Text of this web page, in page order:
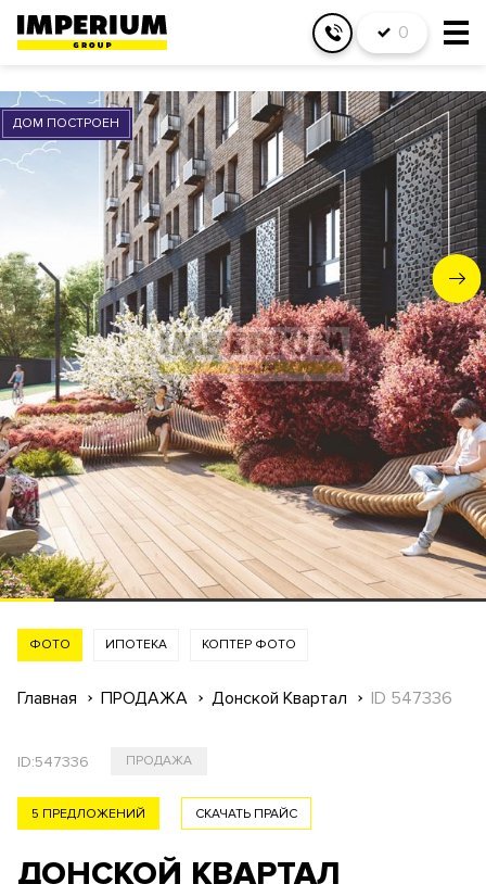
0
ДОМ ПОСТРОЕН
ФОТО ИПОТЕКА КОПТЕР ФОТО
Главная ПРОДАЖА Донской Квартал ID 547336
ID:547336 ПРОДАЖА
СКАЧАТЬ ПРАЙС
5 ПРЕДЛОЖЕНИЙ
ДОНСКОЙ КВАРТАЛ